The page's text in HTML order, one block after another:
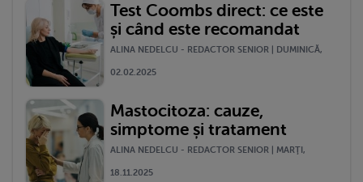
Test Coombs direct: ce este
și când este recomandat
ALINA NEDELCU - REDACTOR SENIOR | DUMINICĂ,
02.02.2025
Mastocitoza: cauze,
simptome și tratament
ALINA NEDELCU - REDACTOR SENIOR | MARŢI,
18.11.2025